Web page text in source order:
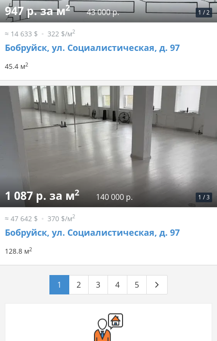
1 /2
947 р. за м2 43 000 р.
≈ 14 633 $ 322 $/м2
Бобруйск, ул. Социалистическая, д. 97
45.4 м2
1 /3
1 087 р. за м2 140 000 р.
≈ 47 642 $ 370 $/м2
Бобруйск, ул. Социалистическая, д. 97
128.8 м2
1 2 3 4 5